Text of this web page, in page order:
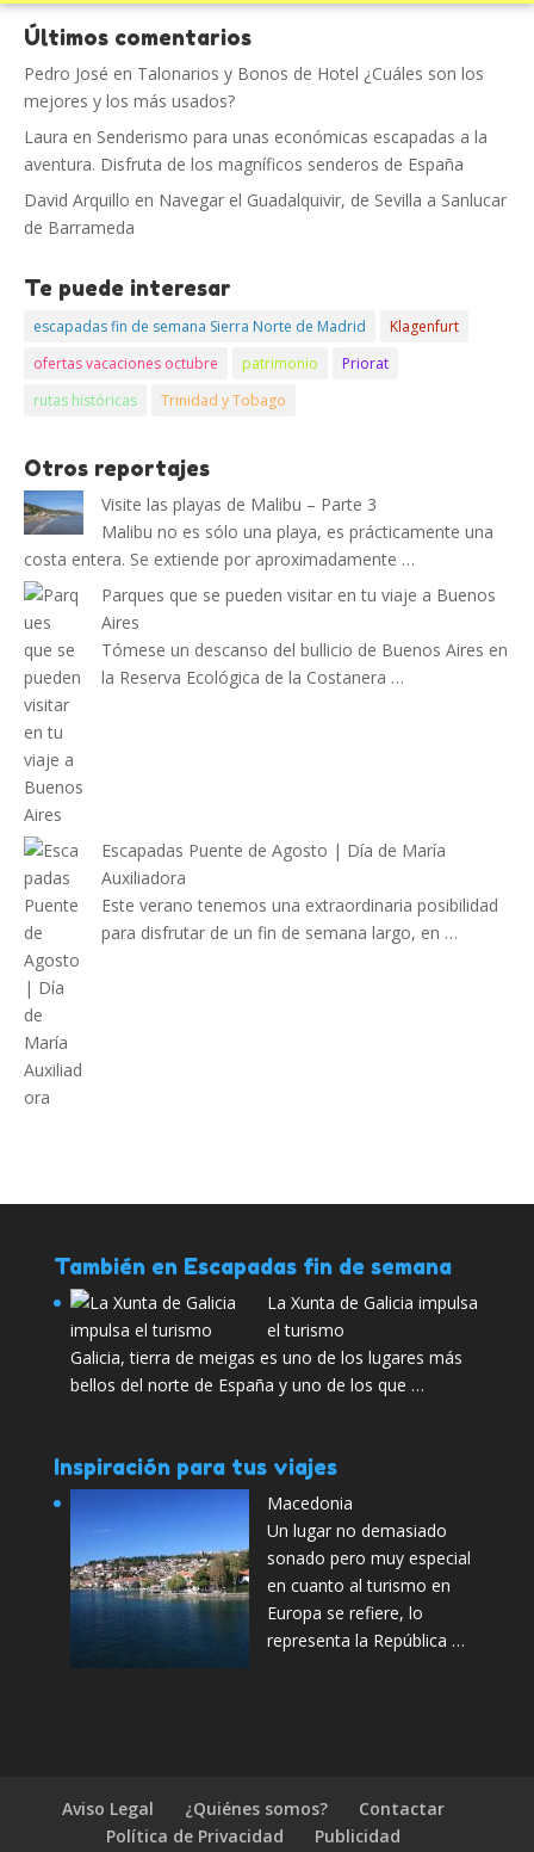
Últimos comentarios
Pedro José en Talonarios y Bonos de Hotel ¿Cuáles son los
mejores y los más usados?
Laura en Senderismo para unas económicas escapadas a la
aventura. Disfruta de los magníficos senderos de España
David Arquillo en Navegar el Guadalquivir, de Sevilla a Sanlucar
de Barrameda
Te puede interesar
escapadas fin de semana Sierra Norte de Madrid
Klagenfurt
ofertas vacaciones octubre
patrimonio
Priorat
rutas históricas
Trinidad y Tobago
Otros reportajes
Visite las playas de Malibu – Parte 3
Malibu no es sólo una playa, es prácticamente una
costa entera. Se extiende por aproximadamente …
Parques que se pueden visitar en tu viaje a Buenos
Aires
Tómese un descanso del bullicio de Buenos Aires en
la Reserva Ecológica de la Costanera …
Escapadas Puente de Agosto | Día de María
Auxiliadora
Este verano tenemos una extraordinaria posibilidad
para disfrutar de un fin de semana largo, en …
También en Escapadas fin de semana
La Xunta de Galicia impulsa
el turismo
Galicia, tierra de meigas es uno de los lugares más
bellos del norte de España y uno de los que …
Inspiración para tus viajes
Macedonia
Un lugar no demasiado
sonado pero muy especial
en cuanto al turismo en
Europa se refiere, lo
representa la República …
Aviso Legal ¿Quiénes somos?
Contactar
Política de Privacidad
Publicidad